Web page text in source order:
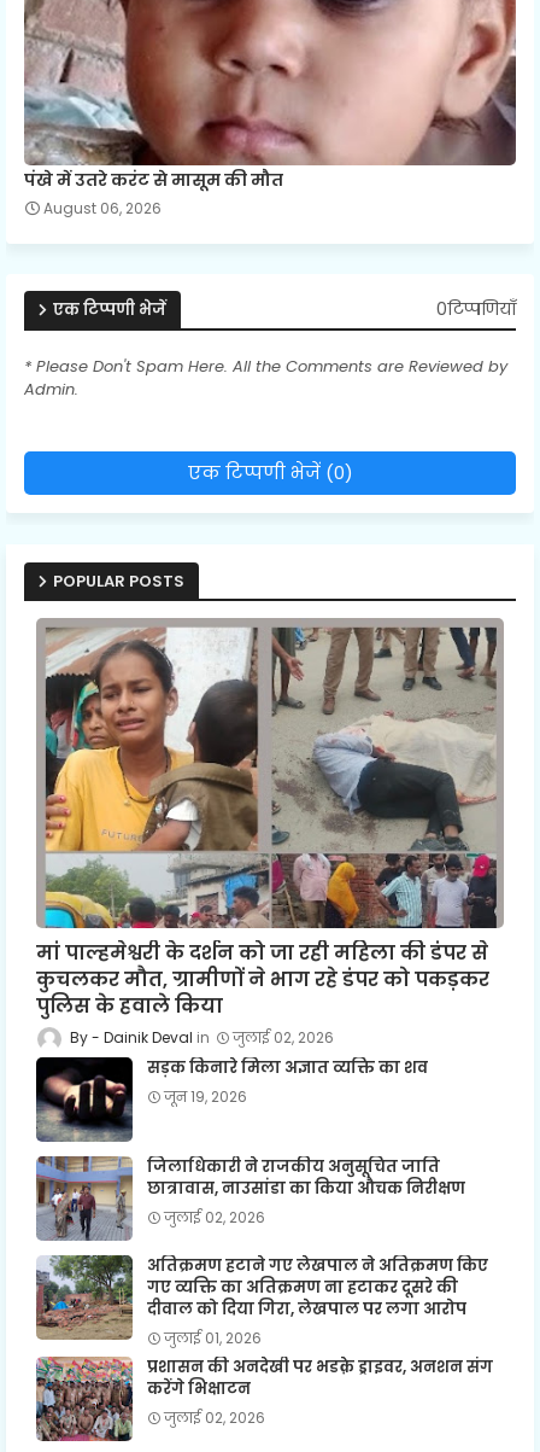
पंखे में उतरे करंट से मासूम की मौत
August 06, 2026
एक टिप्पणी भेजें 0टिप्पणियाँ
* Please Don't Spam Here. All the Comments are Reviewed by
Admin.
एक टिप्पणी भेजें (0)
POPULAR POSTS
मां पाल्हमेश्वरी के दर्शन को जा रही महिला की डंपर से
कुचलकर मौत, ग्रामीणों ने भाग रहे डंपर को पकड़कर
पुलिस के हवाले किया
Dainik Deval जुलाई 02, 2026
सड़क किनारे मिला अज्ञात व्यक्ति का शव
जून 19, 2026
जिलाधिकारी ने राजकीय अनुसूचित जाति
छात्रावास, नाउसांडा का किया औचक निरीक्षण
जुलाई 02, 2026
अतिक्रमण हटाने गए लेखपाल ने अतिक्रमण किए
गए व्यक्ति का अतिक्रमण ना हटाकर दूसरे की
दीवाल को दिया गिरा, लेखपाल पर लगा आरोप
जुलाई 01, 2026
प्रशासन की अनदेखी पर भडक़े ड्राइवर, अनशन संग
करेंगे भिक्षाटन
जुलाई 02, 2026